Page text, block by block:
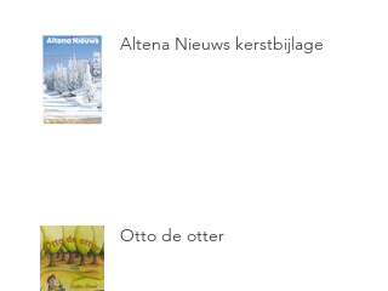
Altena Nieuws kerstbijlage
Otto de otter